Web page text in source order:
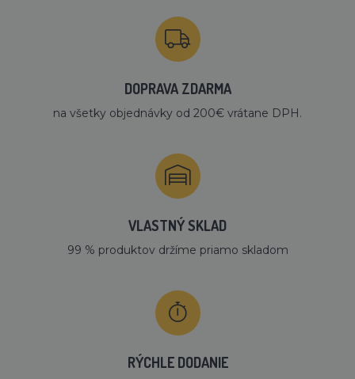
DOPRAVA ZDARMA
na všetky objednávky od 200€ vrátane DPH.
VLASTNÝ SKLAD
99 % produktov držíme priamo skladom
RÝCHLE DODANIE